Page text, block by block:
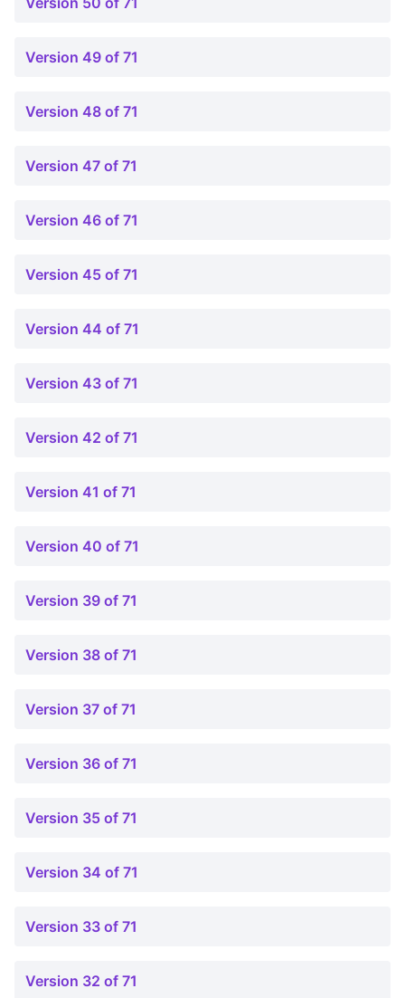
Version 49 of 71
Version 48 of 71
Version 47 of 71
Version 46 of 71
Version 45 of 71
Version 44 of 71
Version 43 of 71
Version 42 of 71
Version 41 of 71
Version 40 of 71
Version 39 of 71
Version 38 of 71
Version 37 of 71
Version 36 of 71
Version 35 of 71
Version 34 of 71
Version 33 of 71
Version 32 of 71